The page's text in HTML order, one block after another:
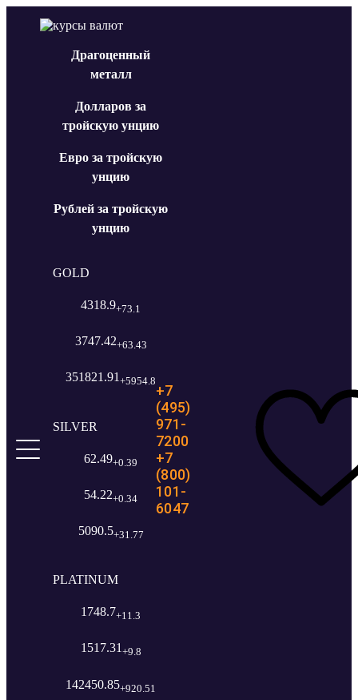
Драгоценный
металл
Долларов за
тройскую унцию
Евро за тройскую
унцию
Рублей за тройскую
унцию
GOLD
4318.9+73.1
3747.42+63.43
351821.91 +5954.8
SILVER
62.49+0.39
54.22+0.34
5090.5+31.77
PLATINUM
1748.7+11.3
1517.31 +9.8
142450.85+920.51
+7
(495)
971-
7200
+7
(800)
101-
6047